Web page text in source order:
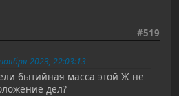
#519
2023, 22:03:13
бытийная масса этой Ж не
дел?